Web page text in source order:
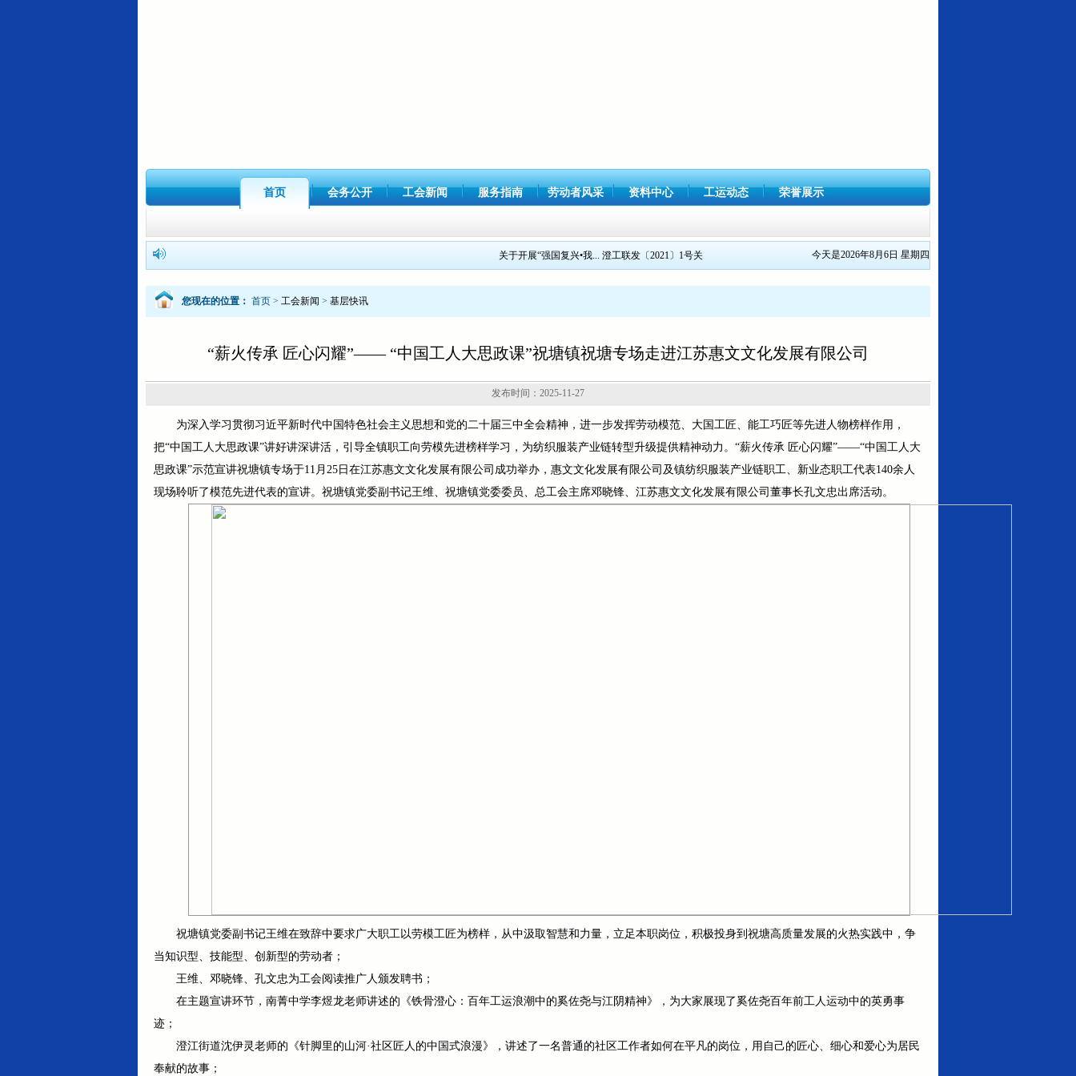
首页 会务公开 工会新闻 服务指南 劳动者风采 资料中心 工运动态 荣誉展示
关于开展“强国复兴•我... 澄工联发〔2021〕1号关... 今天是2026年8月6日 星期四
您现在的位置： 首页 > 工会新闻 > 基层快讯
“薪火传承 匠心闪耀”—— “中国工人大思政课”祝塘镇祝塘专场走进江苏惠文文化发展有限公司
发布时间：2025-11-27
为深入学习贯彻习近平新时代中国特色社会主义思想和党的二十届三中全会精神，进一步发挥劳动模范、大国工匠、能工巧匠等先进人物榜样作用，
把“中国工人大思政课”讲好讲深讲活，引导全镇职工向劳模先进榜样学习，为纺织服装产业链转型升级提供精神动力。“薪火传承 匠心闪耀”——“中国工人大
思政课”示范宣讲祝塘镇专场于11月25日在江苏惠文文化发展有限公司成功举办，惠文文化发展有限公司及镇纺织服装产业链职工、新业态职工代表140余人
现场聆听了模范先进代表的宣讲。祝塘镇党委副书记王维、祝塘镇党委委员、总工会主席邓晓锋、江苏惠文文化发展有限公司董事长孔文忠出席活动。
祝塘镇党委副书记王维在致辞中要求广大职工以劳模工匠为榜样，从中汲取智慧和力量，立足本职岗位，积极投身到祝塘高质量发展的火热实践中，争
当知识型、技能型、创新型的劳动者；
王维、邓晓锋、孔文忠为工会阅读推广人颁发聘书；
在主题宣讲环节，南菁中学李煜龙老师讲述的《铁骨澄心：百年工运浪潮中的奚佐尧与江阴精神》，为大家展现了奚佐尧百年前工人运动中的英勇事
迹；
澄江街道沈伊灵老师的《针脚里的山河·社区匠人的中国式浪漫》，讲述了一名普通的社区工作者如何在平凡的岗位，用自己的匠心、细心和爱心为居民
奉献的故事；